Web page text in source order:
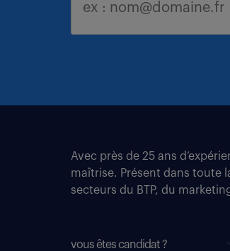
Avec près de 25 ans
maîtrise. Présent dans toute
secteurs du BTP, du
vous êtes candidat ?